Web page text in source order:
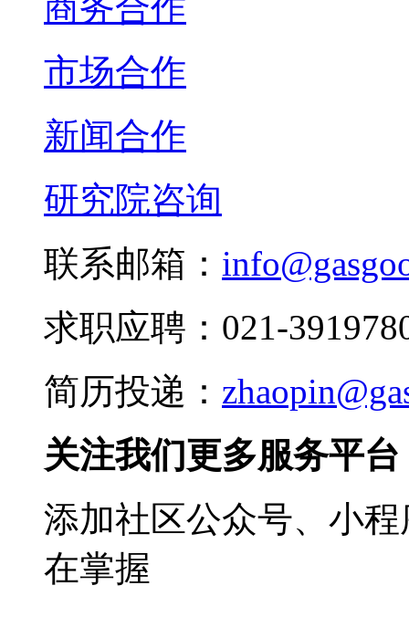
市场合作
新闻合作
研究院咨询
联系邮箱：
求职应聘：021-
简历投递：
关注我们更多服务平台
添加社区公众号、小
在掌握